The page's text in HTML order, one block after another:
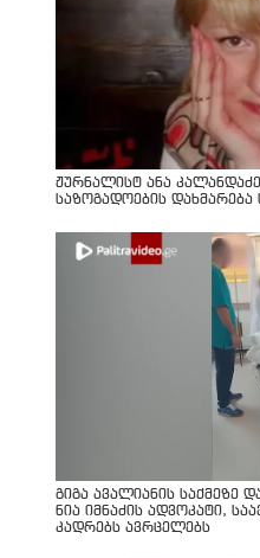
ჟურნალისტ ანა
საზოგადოების დახმარება
გიგა ავალიანის საქმეზე
ნია იმნაძის ადვოკატი,
კადრებს ავრცელებს